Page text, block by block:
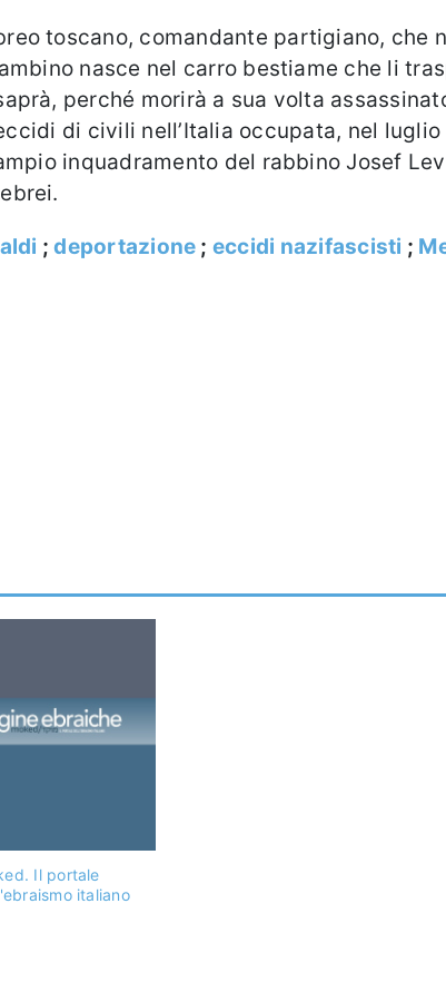
toscano, comandante partigiano, che
nasce nel carro bestiame che li
perché morirà a sua volta
di civili nell’Italia occupata, nel
inquadramento del rabbino Josef
;deportazione ; eccidi nazifascisti ;
Il portale
italiano